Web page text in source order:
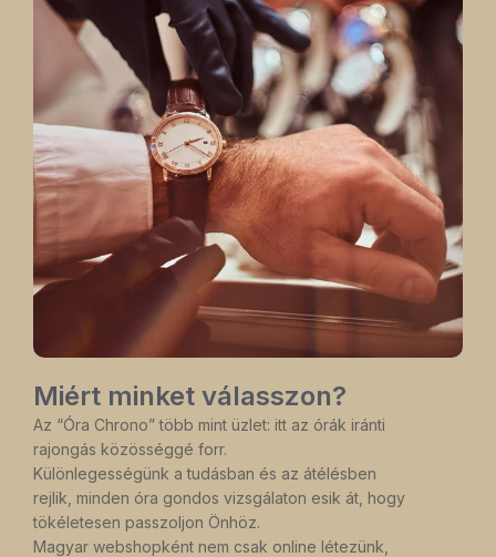
Miért minket válasszon?
Az “Óra Chrono” több mint üzlet: itt az órák iránti
rajongás közösséggé forr.
Különlegességünk a tudásban és az átélésben
rejlik, minden óra gondos vizsgálaton esik át, hogy
tökéletesen passzoljon Önhöz.
Magyar webshopként nem csak online létezünk,